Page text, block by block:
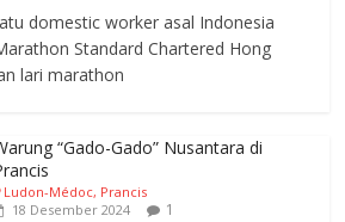
domestic worker asal Indonesia
Standard Chartered Hong
lari marathon
“Gado-Gado” Nusantara di
Ludon-Médoc, Prancis
18 Desember 2024
1